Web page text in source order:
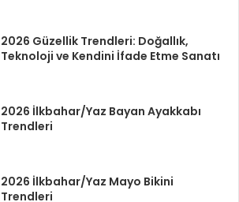
2026 Güzellik Trendleri: Doğallık,
Teknoloji ve Kendini İfade Etme Sanatı
2026 İlkbahar/Yaz Bayan Ayakkabı
Trendleri
2026 İlkbahar/Yaz Mayo Bikini
Trendleri